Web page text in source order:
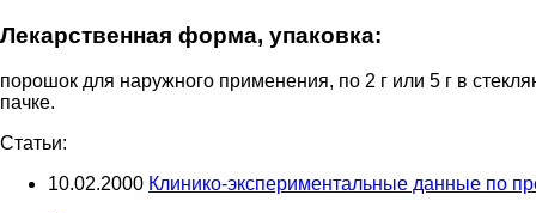
Лекарственная форма, упаковка:
порошок для наружного применения, по 2 г или 5 г в
пачке.
Статьи:
10.02.2000 Клинико-экспериментальные данные по